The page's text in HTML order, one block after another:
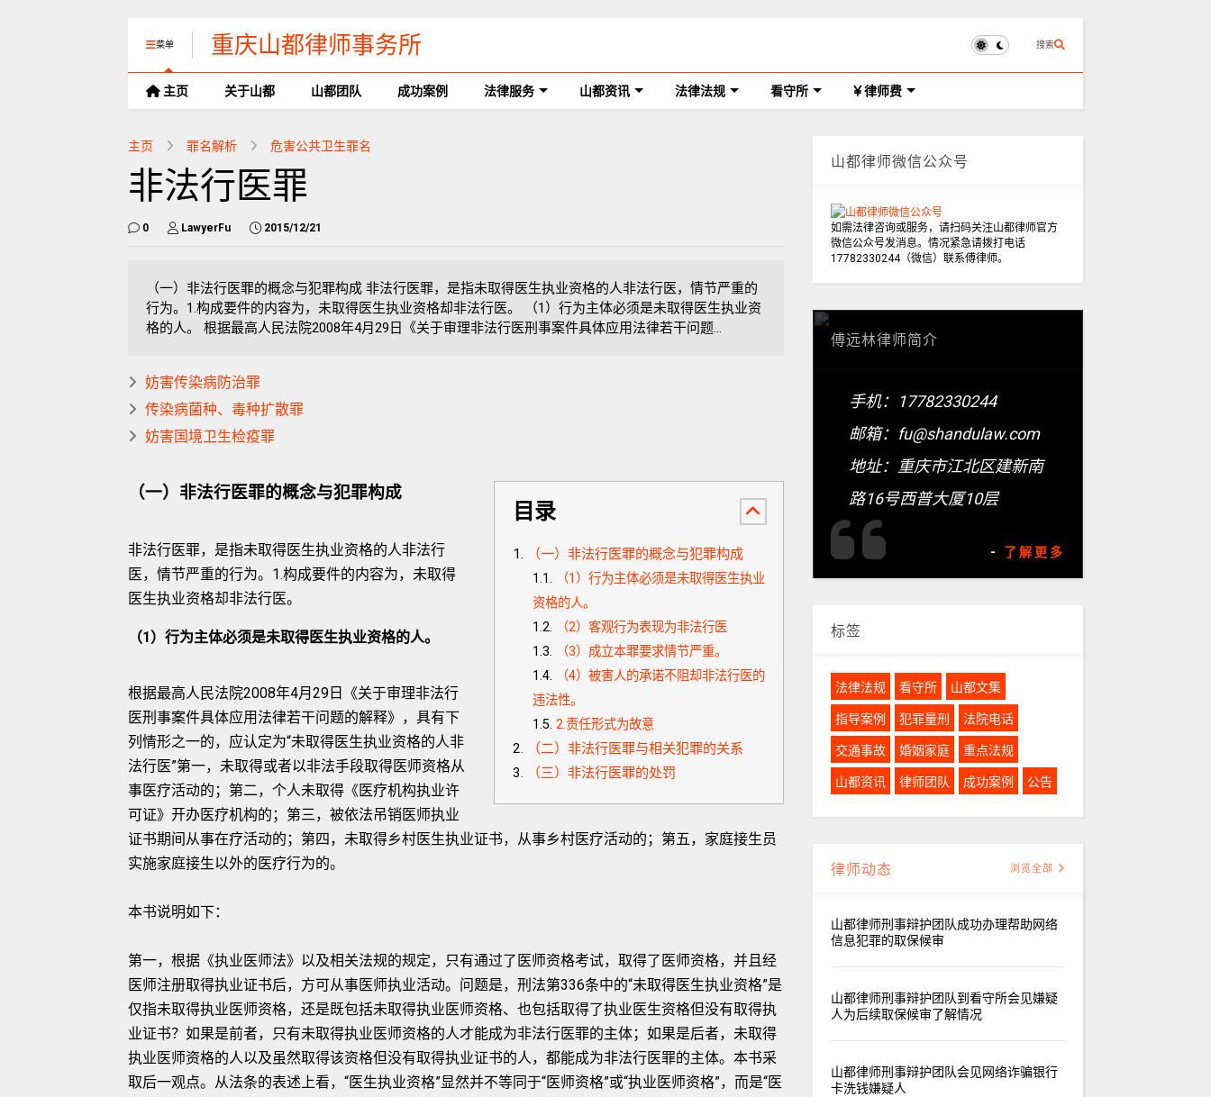
菜单 重庆山都律师事务所 搜索
主页 关于山都 山都团队 成功案例 法律服务 山都资讯 法律法规 看守所 律师费
主页 罪名解析 危害公共卫生罪名
非法行医罪
0 LawyerFu 2015/12/21
（一）非法行医罪的概念与犯罪构成 非法行医罪，是指未取得医生执业资格的人非法行医，情节严重的
行为。1.构成要件的内容为，未取得医生执业资格却非法行医。 （1）行为主体必须是未取得医生执业资
格的人。 根据最高人民法院2008年4月29日《关于审理非法行医刑事案件具体应用法律若干问题...
妨害传染病防治罪
传染病菌种、毒种扩散罪
妨害国境卫生检疫罪
目录
（一）非法行医罪的概念与犯罪构成
（1）行为主体必须是未取得医生执业
资格的人。
（2）客观行为表现为非法行医
（3）成立本罪要求情节严重。
（4）被害人的承诺不阻却非法行医的
违法性。
2.责任形式为故意
（二）非法行医罪与相关犯罪的关系
（三）非法行医罪的处罚
（一）非法行医罪的概念与犯罪构成
非法行医罪，是指未取得医生执业资格的人非法行
医，情节严重的行为。1.构成要件的内容为，未取得
医生执业资格却非法行医。
（1）行为主体必须是未取得医生执业资格的人。
根据最高人民法院2008年4月29日《关于审理非法行
医刑事案件具体应用法律若干问题的解释》，具有下
列情形之一的，应认定为“未取得医生执业资格的人非
法行医”第一，未取得或者以非法手段取得医师资格从
事医疗活动的；第二，个人未取得《医疗机构执业许
可证》开办医疗机构的；第三，被依法吊销医师执业
证书期间从事在疗活动的；第四，未取得乡村医生执业证书，从事乡村医疗活动的；第五，家庭接生员
实施家庭接生以外的医疗行为的。
本书说明如下：
第一，根据《执业医师法》以及相关法规的规定，只有通过了医师资格考试，取得了医师资格，并且经
医师注册取得执业证书后，方可从事医师执业活动。问题是，刑法第336条中的“未取得医生执业资格”是
仅指未取得执业医师资格，还是既包括未取得执业医师资格、也包括取得了执业医生资格但没有取得执
业证书？如果是前者，只有未取得执业医师资格的人才能成为非法行医罪的主体；如果是后者，未取得
执业医师资格的人以及虽然取得该资格但没有取得执业证书的人，都能成为非法行医罪的主体。本书采
取后一观点。从法条的表述上看，“医生执业资格”显然并不等同于“医师资格”或“执业医师资格”，而是“医
山都律师微信公众号
如需法律咨询或服务，请扫码关注山都律师官方
微信公众号发消息。情况紧急请拨打电话
17782330244（微信）联系傅律师。
傅远林律师简介
手机：17782330244
邮箱：fu@shandulaw.com
地址：重庆市江北区建新南
路16号西普大厦10层
- 了解更多
标签
法律法规 看守所 山都文集
指导案例 犯罪量刑 法院电话
交通事故 婚姻家庭 重点法规
山都资讯 律师团队 成功案例 公告
律师动态 浏览全部
山都律师刑事辩护团队成功办理帮助网络
信息犯罪的取保候审
山都律师刑事辩护团队到看守所会见嫌疑
人为后续取保候审了解情况
山都律师刑事辩护团队会见网络诈骗银行
卡洗钱嫌疑人